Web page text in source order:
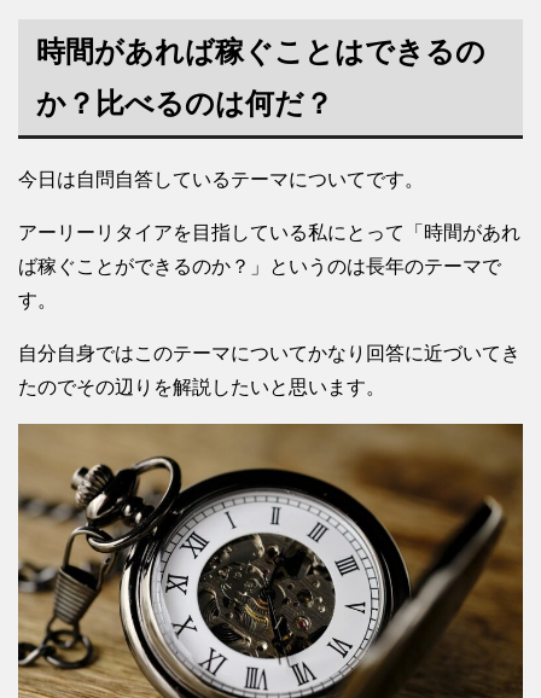
時間があれば稼ぐことはできるの
か？比べるのは何だ？
今日は自問自答しているテーマについてです。
アーリーリタイアを目指している私にとって「時間があれ
ば稼ぐことができるのか？」というのは長年のテーマで
す。
自分自身ではこのテーマについてかなり回答に近づいてき
たのでその辺りを解説したいと思います。